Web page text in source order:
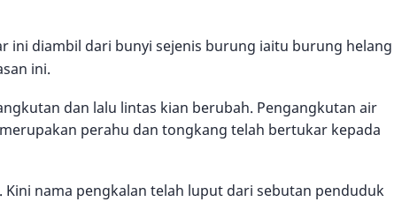
ini diambil dari bunyi sejenis burung iaitu burung helang
ini.
dan lalu lintas kian berubah. Pengangkutan air
perahu dan tongkang telah bertukar kepada
nama pengkalan telah luput dari sebutan penduduk